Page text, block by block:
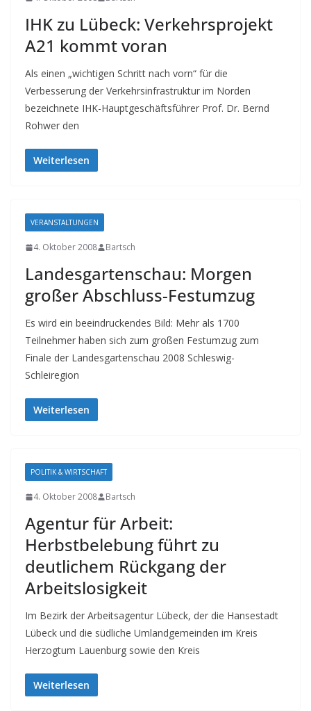
IHK zu Lübeck: Verkehrsprojekt
A21 kommt voran
Als einen „wichtigen Schritt nach vorn“ für die
Verbesserung der Verkehrsinfrastruktur im Norden
bezeichnete IHK-Hauptgeschäftsführer Prof. Dr. Bernd
Rohwer den
Weiterlesen
VERANSTALTUNGEN
4. Oktober 2008 Bartsch
Landesgartenschau: Morgen
großer Abschluss-Festumzug
Es wird ein beeindruckendes Bild: Mehr als 1700
Teilnehmer haben sich zum großen Festumzug zum
Finale der Landesgartenschau 2008 Schleswig-
Schleiregion
Weiterlesen
POLITIK & WIRTSCHAFT
4. Oktober 2008 Bartsch
Agentur für Arbeit:
Herbstbelebung führt zu
deutlichem Rückgang der
Arbeitslosigkeit
Im Bezirk der Arbeitsagentur Lübeck, der die Hansestadt
Lübeck und die südliche Umlandgemeinden im Kreis
Herzogtum Lauenburg sowie den Kreis
Weiterlesen